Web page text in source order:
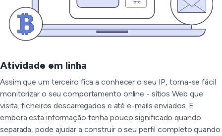
Atividade em linha
Assim que um terceiro fica a conhecer o seu IP, torna-se fácil
monitorizar o seu comportamento online - sítios Web que
visita, ficheiros descarregados e até e-mails enviados. E
embora esta informação tenha pouco significado quando
separada, pode ajudar a construir o seu perfil completo quando